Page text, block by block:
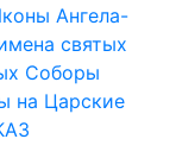
Ангела-
святых
Соборы
на Царские